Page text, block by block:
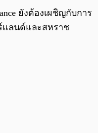
ยังต้องเผชิญกับการ
แลนด์และสหราช